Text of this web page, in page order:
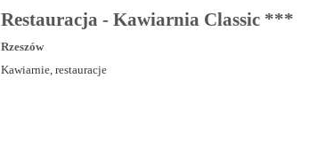
Restauracja - Kawiarnia Classic ***
Rzeszów
Kawiarnie, restauracje